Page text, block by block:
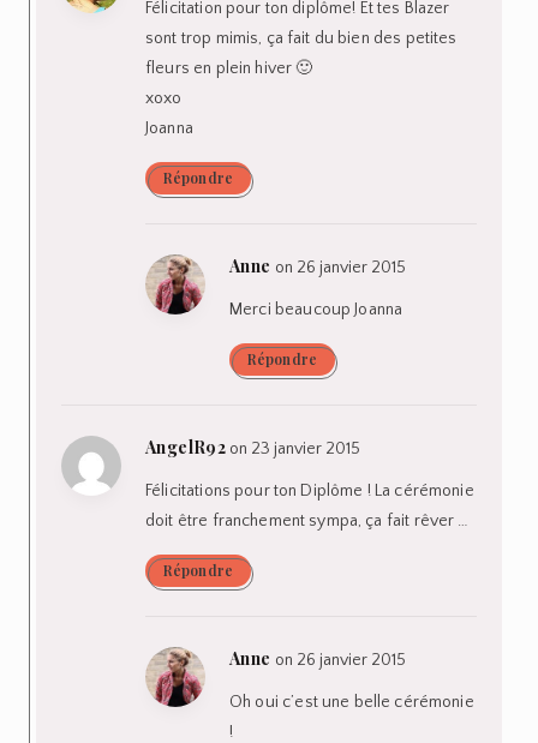
Félicitation pour ton diplôme! Et tes Blazer
sont trop mimis, ça fait du bien des petites
fleurs en plein hiver 🙂
xoxo
Joanna
Répondre
Anne on 26 janvier 2015
Merci beaucoup Joanna
Répondre
AngelR92 on 23 janvier 2015
Félicitations pour ton Diplôme ! La cérémonie
doit être franchement sympa, ça fait rêver …
Répondre
Anne on 26 janvier 2015
Oh oui c’est une belle cérémonie
!